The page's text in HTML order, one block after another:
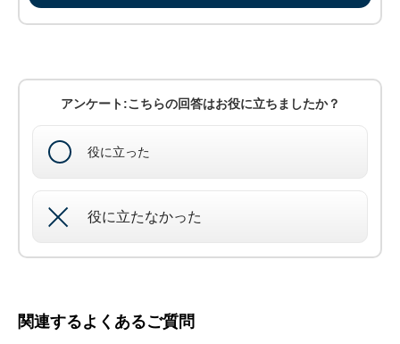
アンケート:こちらの回答はお役に立ちましたか？
役に立った
役に立たなかった
関連するよくあるご質問